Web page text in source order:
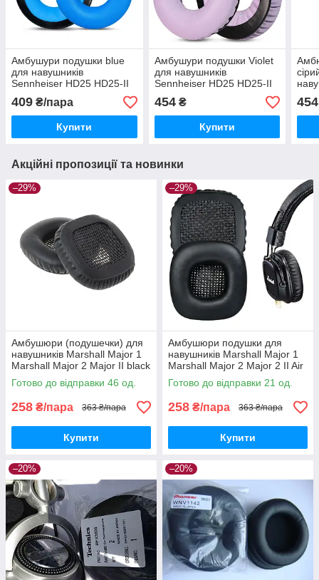
Амбушури подушки blue
для навушників
Sennheiser HD25 HD25-II
HD25SP
409 ₴/пара
Купити
Амбушури подушки Violet
для навушників
Sennheiser HD25 HD25-II
454₴
Купити
454
Акційні пропозиції та новинки
–29%
Амбушюри (подушечки) для
навушників Marshall Major 1
Marshall Major 2 Major II black
Готово до відправки 46 од.
258 ₴/пара 363 ₴/пара
Купити
–29%
Амбушюри подушки для
навушників Marshall Major 1
Marshall Major 2 Major 2 II Air
Music Go Play Black
Готово до відправки 21 од.
258 ₴/пара 363 ₴/пара
Купити
–20% –20%